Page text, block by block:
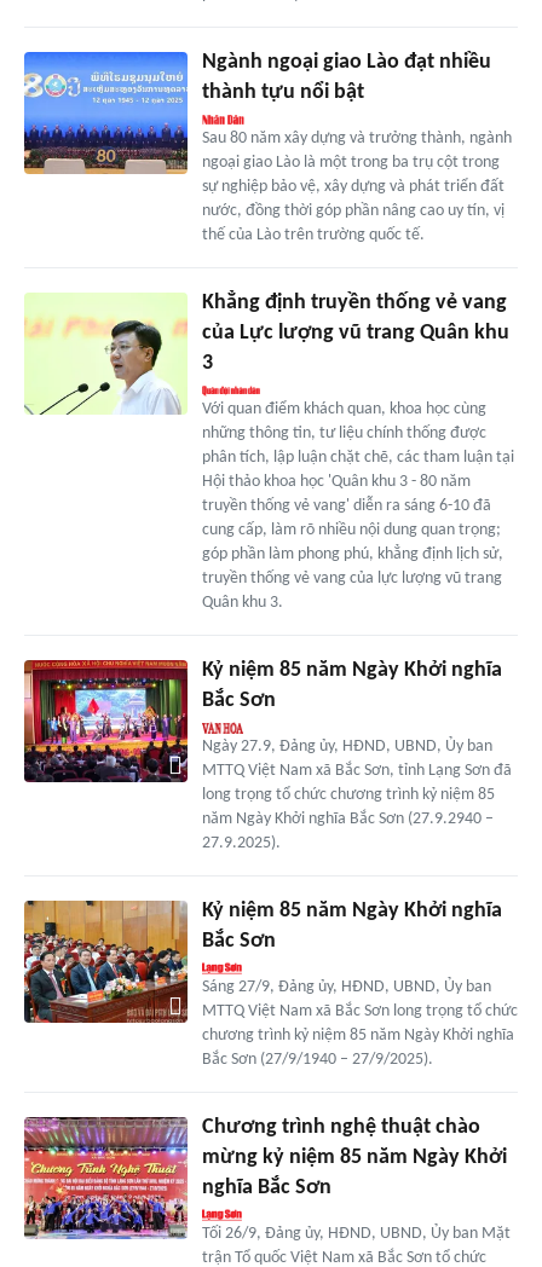
Ngành ngoại giao Lào đạt nhiều
thành tựu nổi bật
Sau 80 năm xây dựng và trưởng thành, ngành
ngoại giao Lào là một trong ba trụ cột trong
sự nghiệp bảo vệ, xây dựng và phát triển đất
nước, đồng thời góp phần nâng cao uy tín, vị
thế của Lào trên trường quốc tế.
Khẳng định truyền thống vẻ vang
của Lực lượng vũ trang Quân khu
3
Với quan điểm khách quan, khoa học cùng
những thông tin, tư liệu chính thống được
phân tích, lập luận chặt chẽ, các tham luận tại
Hội thảo khoa học 'Quân khu 3 - 80 năm
truyền thống vẻ vang' diễn ra sáng 6-10 đã
cung cấp, làm rõ nhiều nội dung quan trọng;
góp phần làm phong phú, khẳng định lịch sử,
truyền thống vẻ vang của lực lượng vũ trang
Quân khu 3.
Kỷ niệm 85 năm Ngày Khởi nghĩa
Bắc Sơn
Ngày 27.9, Đảng ủy, HĐND, UBND, Ủy ban
MTTQ Việt Nam xã Bắc Sơn, tỉnh Lạng Sơn đã
long trọng tổ chức chương trình kỷ niệm 85
năm Ngày Khởi nghĩa Bắc Sơn (27.9.2940 –
27.9.2025).
Kỷ niệm 85 năm Ngày Khởi nghĩa
Bắc Sơn
Sáng 27/9, Đảng ủy, HĐND, UBND, Ủy ban
MTTQ Việt Nam xã Bắc Sơn long trọng tổ chức
chương trình kỷ niệm 85 năm Ngày Khởi nghĩa
Bắc Sơn (27/9/1940 – 27/9/2025).
Chương trình nghệ thuật chào
mừng kỷ niệm 85 năm Ngày Khởi
nghĩa Bắc Sơn
Tối 26/9, Đảng ủy, HĐND, UBND, Ủy ban Mặt
trận Tổ quốc Việt Nam xã Bắc Sơn tổ chức